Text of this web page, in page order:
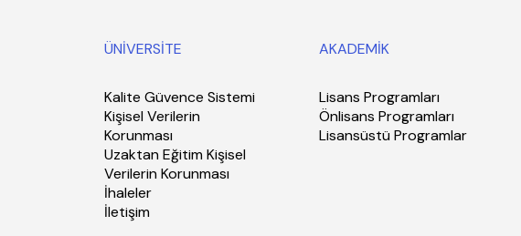
ÜNİVERSİTE
Kalite Güvence Sistemi
Kişisel Verilerin
Korunması
Uzaktan Eğitim Kişisel
Verilerin Korunması
İhaleler
İletişim
AKADEMİK
Lisans Programları
Önlisans Programları
Lisansüstü Programlar